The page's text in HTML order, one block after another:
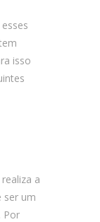
isso
a
ser um
Por